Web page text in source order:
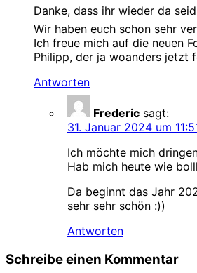
Danke, dass ihr wieder da
Wir haben euch schon sehr
Ich freue mich auf die neuen
Philipp, der ja woanders jetzt
Antworten
Frederic sagt:
31. Januar 2024 um
Ich möchte mich
Hab mich heute wie
Da beginnt das Jahr
sehr sehr schön :))
Antworten
Schreibe einen Kommentar